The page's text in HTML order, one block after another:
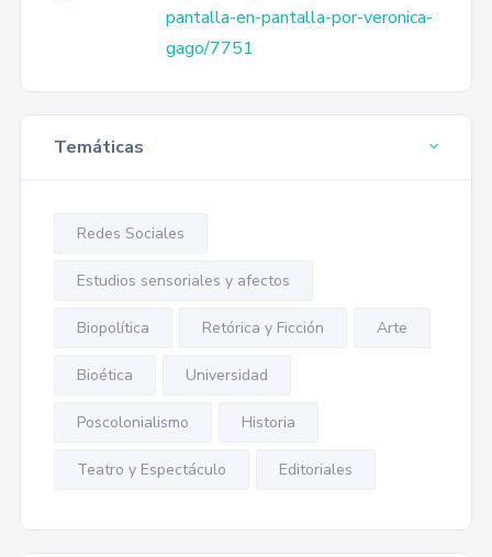
pantalla-en-pantalla-por-veronica-
gago/7751
Temáticas
Redes Sociales
Estudios sensoriales y afectos
Biopolítica Retórica y Ficción Arte
Bioética Universidad
Poscolonialismo Historia
Teatro y Espectáculo Editoriales